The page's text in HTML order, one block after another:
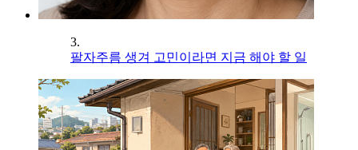
3.
팔자주름 생겨 고민이라면 지금 해야 할 일